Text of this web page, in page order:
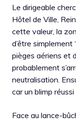
Le dirigeable
Hôtel de Ville,
cette valeur, la
d’être
pièges aériens et
probablement
neutralisation.
car un blimp
Face au lance-